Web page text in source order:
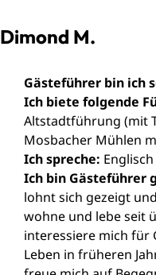
Dimond M.
Gästeführer bin ich
Ich biete folgende
Altstadtführung (mit
Mosbacher Mühlen
Ich spreche:
Ich bin Gästeführer
lohnt sich gezeigt
wohne und lebe seit
interessiere mich für
Leben in früheren